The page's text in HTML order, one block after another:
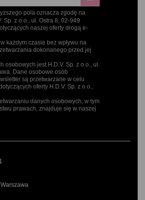
pola oznacza zgodę na
Sp. z o.o., ul. Ostra 8, 02-949
naszej oferty drogą e-
każdym czasie bez wpływu na
dokonanego przed jej
osobowych jest H.D.V. Sp. z o.o., ul.
Dane osobowe osób
są przetwarzane w celu
oferty H.D.V. Sp. z o.o.,
danych osobowych, w tym
prawach, znajduje się w naszej